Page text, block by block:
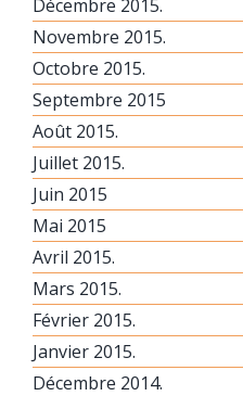
Décembre 2015.
Novembre 2015.
Octobre 2015.
Septembre 2015
Août 2015.
Juillet 2015.
Juin 2015
Mai 2015
Avril 2015.
Mars 2015.
Février 2015.
Janvier 2015.
Décembre 2014.